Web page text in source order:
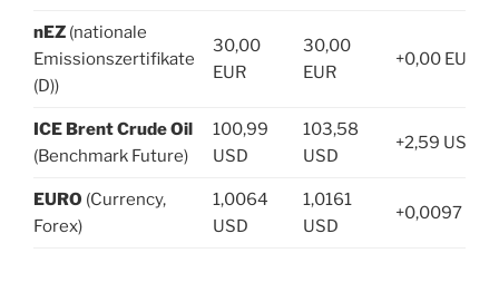
nEZ (nationale
Emissionszertifikate
(D))
30,00
EUR
30,00
EUR
+0,00 EUR
ICE Brent Crude Oil
(Benchmark Future)
100,99
USD
103,58
USD
+2,59 USD
EURO (Currency,
Forex)
1,0064
USD
1,0161
USD
+0,0097